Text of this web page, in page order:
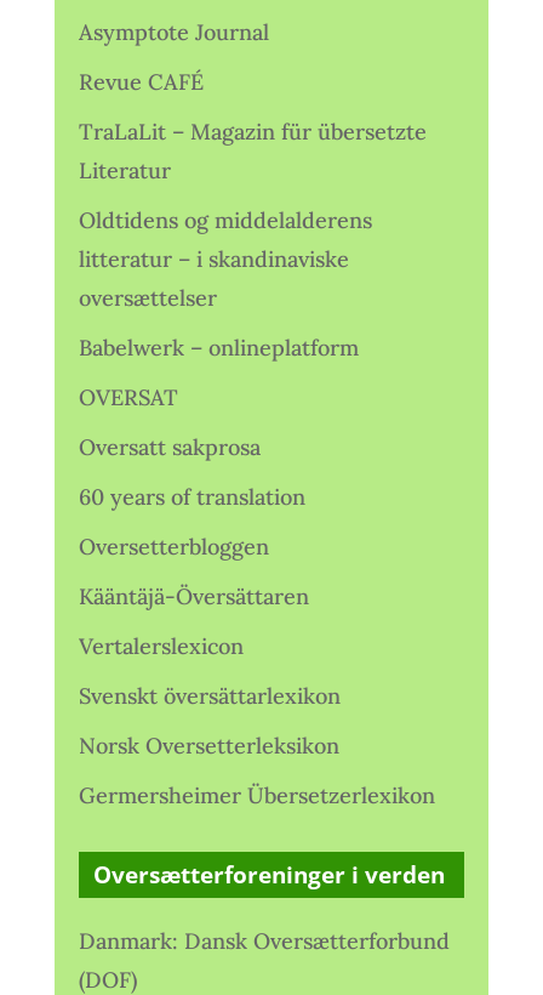
Asymptote Journal
Revue CAFÉ
TraLaLit – Magazin für übersetzte
Literatur
Oldtidens og middelalderens
litteratur – i skandinaviske
oversættelser
Babelwerk – onlineplatform
OVERSAT
Oversatt sakprosa
60 years of translation
Oversetterbloggen
Kääntäjä-Översättaren
Vertalerslexicon
Svenskt översättarlexikon
Norsk Oversetterleksikon
Germersheimer Übersetzerlexikon
Oversætterforeninger i verden
Danmark: Dansk Oversætterforbund
(DOF)